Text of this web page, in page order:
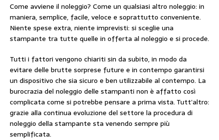
Come avviene il noleggio? Come un qualsiasi altro noleggio: in
maniera, semplice, facile, veloce e soprattutto conveniente.
Niente spese extra, niente imprevisti: si sceglie una
stampante tra tutte quelle in offerta al noleggio e si procede.
Tutti i fattori vengono chiariti sin da subito, in modo da
evitare delle brutte sorprese future e in contempo garantirsi
un dispositivo che sia sicuro e ben utilizzabile al contempo. La
burocrazia del noleggio delle stampanti non è affatto così
complicata come si potrebbe pensare a prima vista. Tutt’altro:
grazie alla continua evoluzione del settore la procedura di
noleggio della stampante sta venendo sempre più
semplificata.